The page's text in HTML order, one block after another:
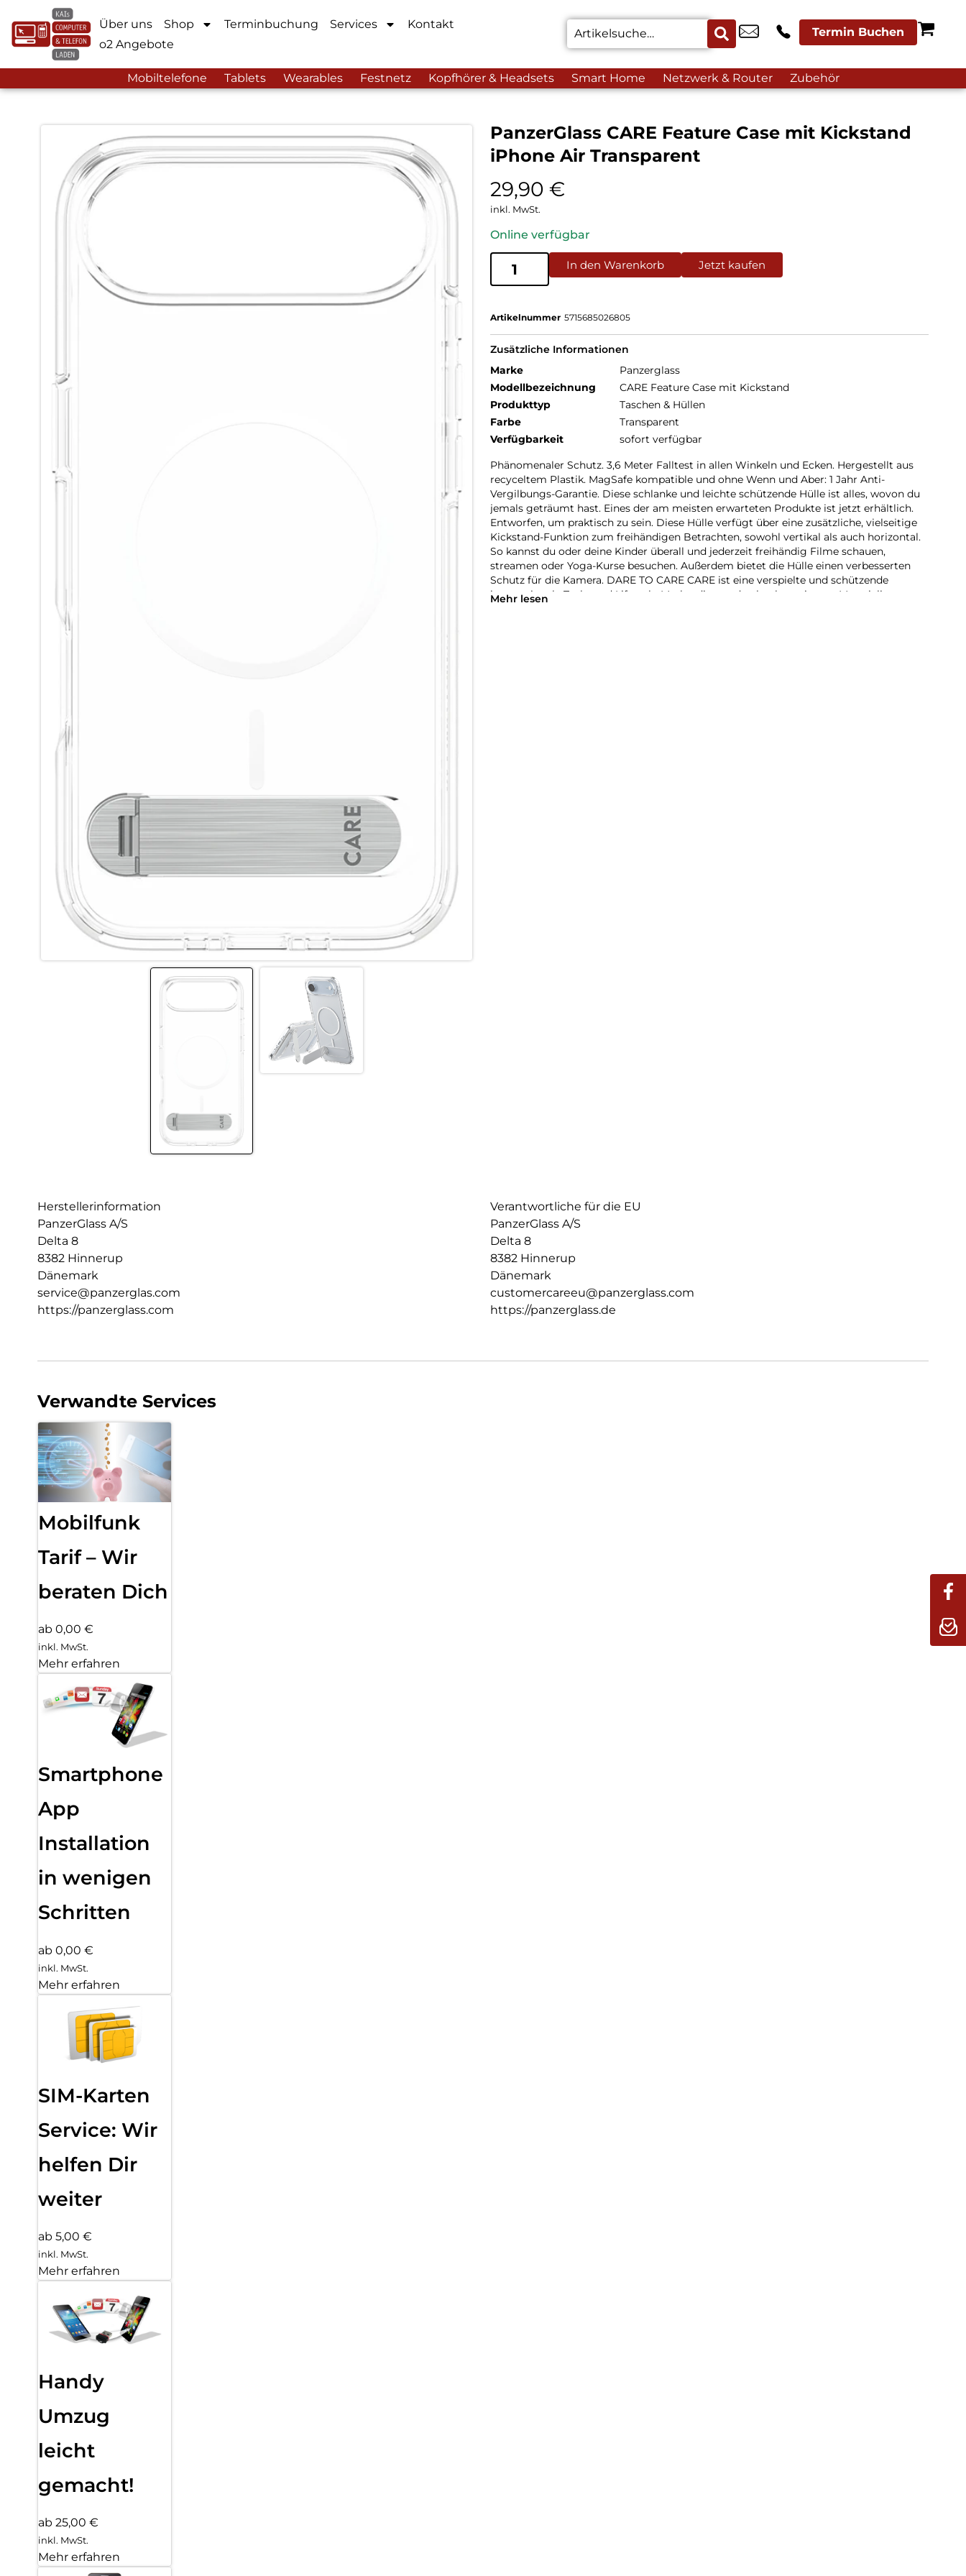
Über uns Shop Terminbuchung Services
Kontakt
o2 Angebote
Termin Buchen
Mobiltelefone Tablets Wearables Festnetz Kopfhörer & Headsets Smart Home Netzwerk & Router Zubehör
PanzerGlass CARE Feature Case mit Kickstand
iPhone Air Transparent
29,90 €
inkl. MwSt.
Online verfügbar
In den Warenkorb Jetzt kaufen
Artikelnummer 5715685026805
Zusätzliche Informationen
Marke
Panzerglass
Modellbezeichnung
CARE Feature Case mit Kickstand
Produkttyp
Taschen & Hüllen
Farbe
Transparent
Verfügbarkeit
sofort verfügbar
Phänomenaler Schutz. 3,6 Meter Falltest in allen Winkeln und Ecken. Hergestellt aus
recyceltem Plastik. MagSafe kompatible und ohne Wenn und Aber: 1 Jahr Anti-
Vergilbungs-Garantie. Diese schlanke und leichte schützende Hülle ist alles, wovon du
jemals geträumt hast. Eines der am meisten erwarteten Produkte ist jetzt erhältlich.
Entworfen, um praktisch zu sein. Diese Hülle verfügt über eine zusätzliche, vielseitige
Kickstand-Funktion zum freihändigen Betrachten, sowohl vertikal als auch horizontal.
So kannst du oder deine Kinder überall und jederzeit freihändig Filme schauen,
streamen oder Yoga-Kurse besuchen. Außerdem bietet die Hülle einen verbesserten
Schutz für die Kamera. DARE TO CARE CARE ist eine verspielte und schützende
internationale Tech- und Lifestyle-Marke, die aus den hochwertigsten Materialien
Mehr lesen
Herstellerinformation
PanzerGlass A/S
Delta 8
8382 Hinnerup
Dänemark
service@panzerglas.com
https://panzerglass.com
Verantwortliche für die EU
PanzerGlass A/S
Delta 8
8382 Hinnerup
Dänemark
customercareeu@panzerglass.com
https://panzerglass.de
Verwandte Services
Mobilfunk
Tarif – Wir
beraten Dich
ab 0,00 €
inkl. MwSt.
Mehr erfahren
Smartphone
App
Installation
in wenigen
Schritten
ab 0,00 €
inkl. MwSt.
Mehr erfahren
SIM-Karten
Service: Wir
helfen Dir
weiter
ab 5,00 €
inkl. MwSt.
Mehr erfahren
Handy
Umzug
leicht
gemacht!
ab 25,00 €
inkl. MwSt.
Mehr erfahren